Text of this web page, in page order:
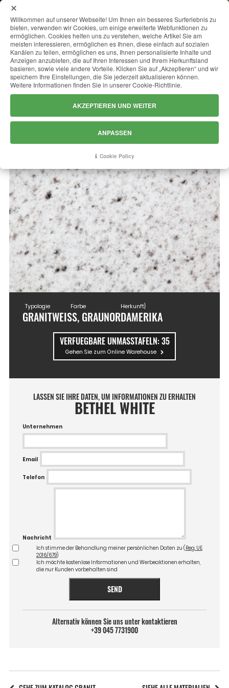
BETHEL WHITE
Typologie
GRANIT
Farbe
WEISS, GRAU
Herkunft}
NORDAMERIKA
VERFUEGBARE UNMASSTAFELN:35
Gehen Sie zum Online Warehouse
LASSEN SIE IHRE DATEN, UM INFORMATIONEN ZU ERHALTEN
BETHEL WHITE
Unternehmen
Email
Telefon
Nachricht
Ich stimme der Behandlung meiner persönlichen Daten zu ( Reg. UE
2016/679)
Ich möchte kostenlose Informationen und Werbeaktionen erhalten,
die nur Kunden vorbehalten sind
SEND
Alternativ können Sie uns unter kontaktieren
+39 045 7731900
Willkommen auf unserer Webseite! Um Ihnen ein besseres Surferlebnis zu
bieten, verwenden wir Cookies, um einige erweiterte Webfunktionen zu
ermöglichen. Cookies helfen uns zu verstehen, welche Artikel Sie am
meisten interessieren, ermöglichen es Ihnen, diese einfach auf sozialen
Kanälen zu teilen, ermöglichen es uns, Ihnen personalisierte Inhalte und
Anzeigen anzubieten, die auf Ihren Interessen und Ihrem Herkunftsland
basieren, sowie viele andere Vorteile. Klicken Sie auf „Akzeptieren“ und wir
speichern Ihre Einstellungen, die Sie jederzeit aktualisieren können.
Weitere Informationen finden Sie in unserer Cookie-Richtlinie.
AKZEPTIEREN UND WEITER
ANPASSEN
Cookie Policy